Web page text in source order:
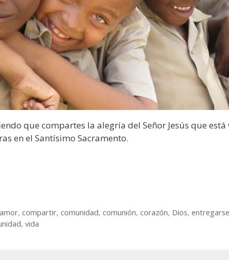
que compartes la alegría del Señor Jesús que
en el Santísimo Sacramento.
amor, compartir, comunidad, comunión, corazón, Dios, entregarse
, vida